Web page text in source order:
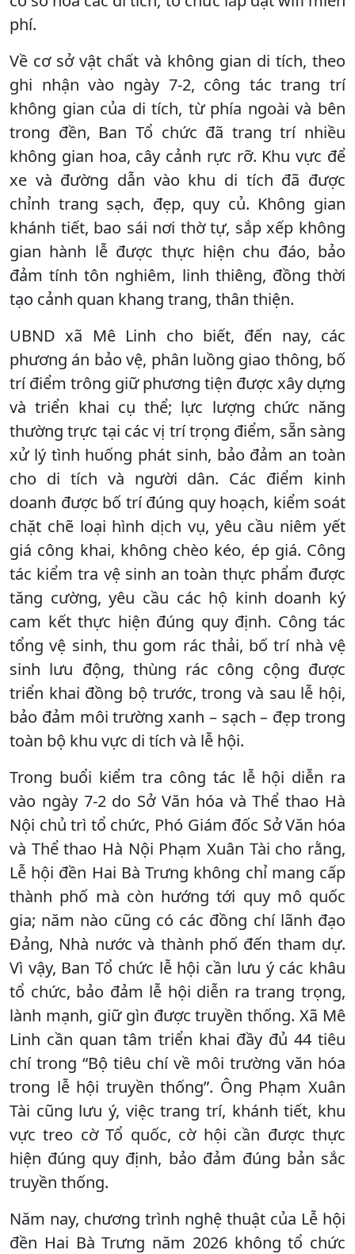
phí.
Về cơ sở vật chất và không gian di tích, theo
ghi nhận vào ngày 7-2, công tác trang trí
không gian của di tích, từ phía ngoài và bên
trong đền, Ban Tổ chức đã trang trí nhiều
không gian hoa, cây cảnh rực rỡ. Khu vực để
xe và đường dẫn vào khu di tích đã được
chỉnh trang sạch, đẹp, quy củ. Không gian
khánh tiết, bao sái nơi thờ tự, sắp xếp không
gian hành lễ được thực hiện chu đáo, bảo
đảm tính tôn nghiêm, linh thiêng, đồng thời
tạo cảnh quan khang trang, thân thiện.
UBND xã Mê Linh cho biết, đến nay, các
phương án bảo vệ, phân luồng giao thông, bố
trí điểm trông giữ phương tiện được xây dựng
và triển khai cụ thể; lực lượng chức năng
thường trực tại các vị trí trọng điểm, sẵn sàng
xử lý tình huống phát sinh, bảo đảm an toàn
cho di tích và người dân. Các điểm kinh
doanh được bố trí đúng quy hoạch, kiểm soát
chặt chẽ loại hình dịch vụ, yêu cầu niêm yết
giá công khai, không chèo kéo, ép giá. Công
tác kiểm tra vệ sinh an toàn thực phẩm được
tăng cường, yêu cầu các hộ kinh doanh ký
cam kết thực hiện đúng quy định. Công tác
tổng vệ sinh, thu gom rác thải, bố trí nhà vệ
sinh lưu động, thùng rác công cộng được
triển khai đồng bộ trước, trong và sau lễ hội,
bảo đảm môi trường xanh – sạch – đẹp trong
toàn bộ khu vực di tích và lễ hội.
Trong buổi kiểm tra công tác lễ hội diễn ra
vào ngày 7-2 do Sở Văn hóa và Thể thao Hà
Nội chủ trì tổ chức, Phó Giám đốc Sở Văn hóa
và Thể thao Hà Nội Phạm Xuân Tài cho rằng,
Lễ hội đền Hai Bà Trưng không chỉ mang cấp
thành phố mà còn hướng tới quy mô quốc
gia; năm nào cũng có các đồng chí lãnh đạo
Đảng, Nhà nước và thành phố đến tham dự.
Vì vậy, Ban Tổ chức lễ hội cần lưu ý các khâu
tổ chức, bảo đảm lễ hội diễn ra trang trọng,
lành mạnh, giữ gìn được truyền thống. Xã Mê
Linh cần quan tâm triển khai đầy đủ 44 tiêu
chí trong “Bộ tiêu chí về môi trường văn hóa
trong lễ hội truyền thống”. Ông Phạm Xuân
Tài cũng lưu ý, việc trang trí, khánh tiết, khu
vực treo cờ Tổ quốc, cờ hội cần được thực
hiện đúng quy định, bảo đảm đúng bản sắc
truyền thống.
Năm nay, chương trình nghệ thuật của Lễ hội
đền Hai Bà Trưng năm 2026 không tổ chức